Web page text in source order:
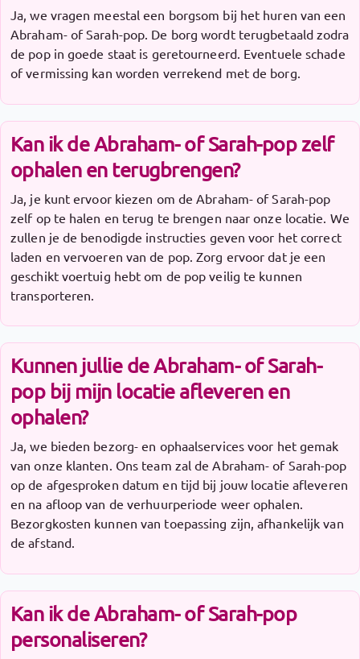
Ja, we vragen meestal een borgsom bij het huren van een
Abraham- of Sarah-pop. De borg wordt terugbetaald zodra
de pop in goede staat is geretourneerd. Eventuele schade
of vermissing kan worden verrekend met de borg.
Kan ik de Abraham- of Sarah-pop zelf
ophalen en terugbrengen?
Ja, je kunt ervoor kiezen om de Abraham- of Sarah-pop
zelf op te halen en terug te brengen naar onze locatie. We
zullen je de benodigde instructies geven voor het correct
laden en vervoeren van de pop. Zorg ervoor dat je een
geschikt voertuig hebt om de pop veilig te kunnen
transporteren.
Kunnen jullie de Abraham- of Sarah-
pop bij mijn locatie afleveren en
ophalen?
Ja, we bieden bezorg- en ophaalservices voor het gemak
van onze klanten. Ons team zal de Abraham- of Sarah-pop
op de afgesproken datum en tijd bij jouw locatie afleveren
en na afloop van de verhuurperiode weer ophalen.
Bezorgkosten kunnen van toepassing zijn, afhankelijk van
de afstand.
Kan ik de Abraham- of Sarah-pop
personaliseren?